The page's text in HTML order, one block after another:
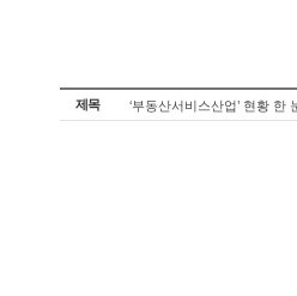
제목 ‘부동산서비스산업’ 현황